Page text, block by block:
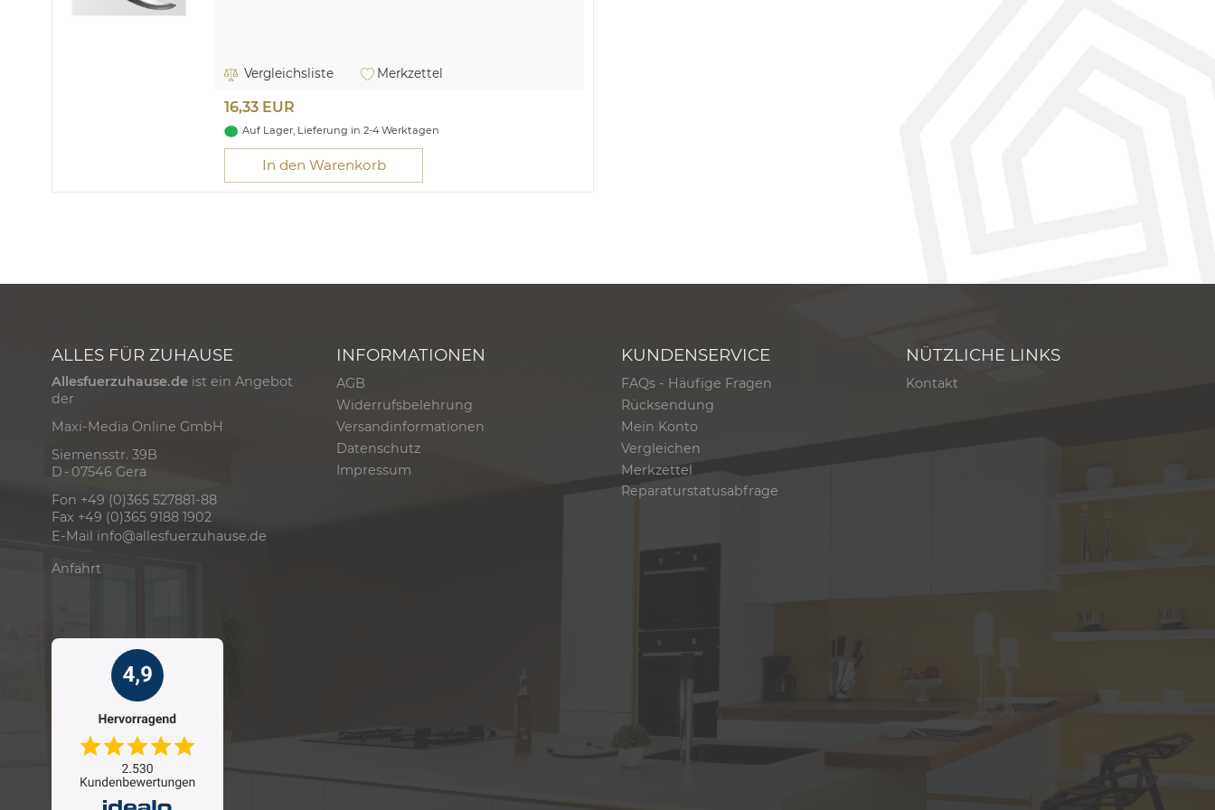
Vergleichsliste Merkzettel
16,33 EUR
Auf Lager, Lieferung in 2-4 Werktagen
In den Warenkorb
ALLES FÜR ZUHAUSE
Allesfuerzuhause.de ist ein Angebot
der
Maxi-Media Online GmbH
Siemensstr. 39B
D - 07546 Gera
Fon +49 (0)365 527881-88
Fax +49 (0)365 9188 1902
E-Mail info@allesfuerzuhause.de
Anfahrt
INFORMATIONEN
AGB
Widerrufsbelehrung
Versandinformationen
Datenschutz
Impressum
KUNDENSERVICE
FAQs - Häufige Fragen
Rücksendung
Mein Konto
Vergleichen
Merkzettel
Reparaturstatusabfrage
NÜTZLICHE LINKS
Kontakt